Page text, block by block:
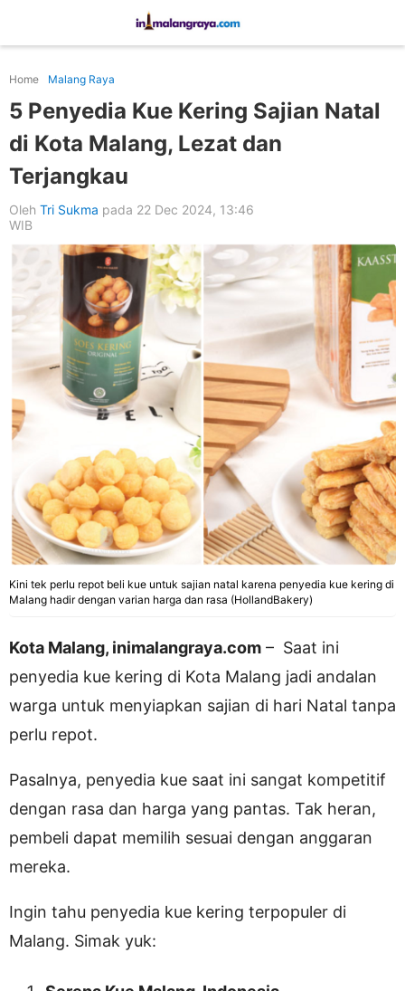
Home Malang Raya
5 Penyedia Kue Kering Sajian Natal
di Kota Malang, Lezat dan
Terjangkau
Oleh Tri Sukma pada 22 Dec 2024, 13:46
WIB
Kini tek perlu repot beli kue untuk sajian natal karena penyedia kue kering di
Malang hadir dengan varian harga dan rasa (HollandBakery)
Kota Malang, inimalangraya.com – Saat ini
penyedia kue kering di Kota Malang jadi andalan
warga untuk menyiapkan sajian di hari Natal tanpa
perlu repot.
Pasalnya, penyedia kue saat ini sangat kompetitif
dengan rasa dan harga yang pantas. Tak heran,
pembeli dapat memilih sesuai dengan anggaran
mereka.
Ingin tahu penyedia kue kering terpopuler di
Malang. Simak yuk: